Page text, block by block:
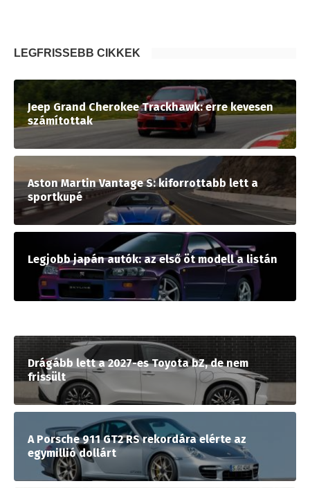
LEGFRISSEBB CIKKEK
Jeep Grand Cherokee Trackhawk: erre kevesen
számítottak
Aston Martin Vantage S: kiforrottabb lett a
sportkupé
Legjobb japán autók: az első öt modell a listán
Drágább lett a 2027-es Toyota bZ, de nem
frissült
A Porsche 911 GT2 RS rekordára elérte az
egymillió dollárt